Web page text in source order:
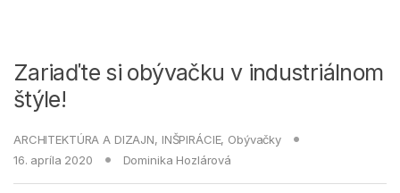
Zariaďte si obývačku v industriálnom
štýle!
ARCHITEKTÚRA A DIZAJN, INŠPIRÁCIE, Obývačky
16. apríla 2020
Dominika Hozlárová